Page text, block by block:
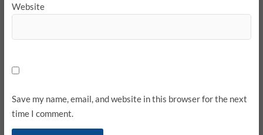
Website
Save my name, email, and website in this browser for the next
time I comment.